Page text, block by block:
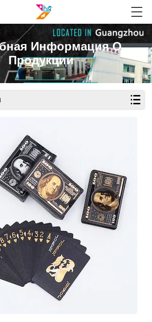
Информация О
Продукции